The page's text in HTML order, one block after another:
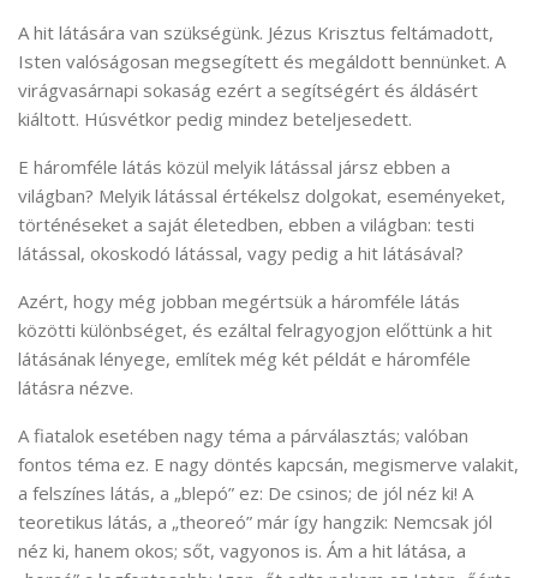
A hit látására van szükségünk. Jézus Krisztus feltámadott,
Isten valóságosan megsegített és megáldott bennünket. A
virágvasárnapi sokaság ezért a segítségért és áldásért
kiáltott. Húsvétkor pedig mindez beteljesedett.
E háromféle látás közül melyik látással jársz ebben a
világban? Melyik látással értékelsz dolgokat, eseményeket,
történéseket a saját életedben, ebben a világban: testi
látással, okoskodó látással, vagy pedig a hit látásával?
Azért, hogy még jobban megértsük a háromféle látás
közötti különbséget, és ezáltal felragyogjon előttünk a hit
látásának lényege, említek még két példát e háromféle
látásra nézve.
A fiatalok esetében nagy téma a párválasztás; valóban
fontos téma ez. E nagy döntés kapcsán, megismerve valakit,
a felszínes látás, a „blepó” ez: De csinos; de jól néz ki! A
teoretikus látás, a „theoreó” már így hangzik: Nemcsak jól
néz ki, hanem okos; sőt, vagyonos is. Ám a hit látása, a